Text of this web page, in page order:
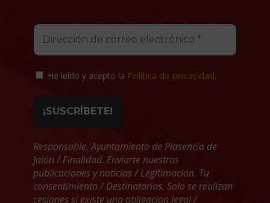
He leído y acepto la Política de privacidad.
Responsable. Ayuntamiento de Plasencia de
Jalón / Finalidad. Enviarte nuestras
publicaciones y noticias / Legitimación. Tu
consentimiento / Destinatarios. Solo se realizan
cesiones si existe una obligación legal /